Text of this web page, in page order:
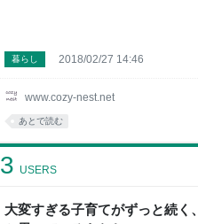
www.cozy-nest.net
暮らし 2018/02/27 14:46
あとで読む
大変すぎる子育てがずっと続く、
3 USERS